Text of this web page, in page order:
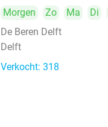
Morgen Zo Ma Di
De Beren Delft
Delft
Verkocht: 318